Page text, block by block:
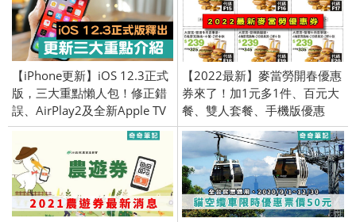
【iPhone更新】iOS 12.3正式
版，三大重點懶人包！修正錯
誤、AirPlay2及全新Apple TV
App！
【2022最新】麥當勞開春優惠
券來了！加1元多1件、百元大
餐、雙人套餐、手機版優惠
券、買一送一